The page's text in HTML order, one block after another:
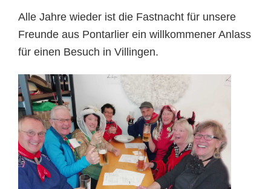
Alle Jahre wieder ist die Fastnacht für unsere
Freunde aus Pontarlier ein willkommener Anlass
für einen Besuch in Villingen.